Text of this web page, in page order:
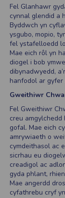
Fel Glanhawr
cynnal glendid a
Byddwch yn
ysgubo, mopio,
fel ystafelloedd
Mae eich rôl yn
diogel i bob
dibynadwyedd,
hanfodol ar
Gweithiwr
Fel Gweithiwr
creu amgylchedd
gofal. Mae eich
amrywiaeth o
cymdeithasol ac
sicrhau eu
creadigol ac
gyda phlant,
Mae angerdd
cyfathrebu cryf